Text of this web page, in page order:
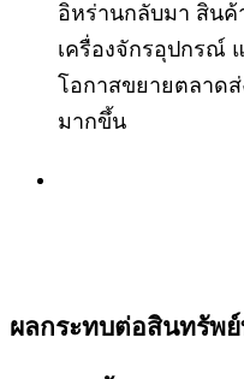
อิหร่านกลับมา สินค้
เครื่องจักรอุปกรณ์
โอกาสขยายตลาด
มากขึ้น
ผลกระทบต่อสินทรัพย์